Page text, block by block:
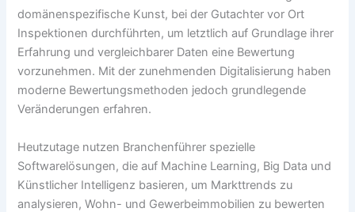
domänenspezifische Kunst, bei der Gutachter vor Ort
Inspektionen durchführten, um letztlich auf Grundlage ihrer
Erfahrung und vergleichbarer Daten eine Bewertung
vorzunehmen. Mit der zunehmenden Digitalisierung haben
moderne Bewertungsmethoden jedoch grundlegende
Veränderungen erfahren.
Heutzutage nutzen Branchenführer spezielle
Softwarelösungen, die auf Machine Learning, Big Data und
Künstlicher Intelligenz basieren, um Markttrends zu
analysieren, Wohn- und Gewerbeimmobilien zu bewerten